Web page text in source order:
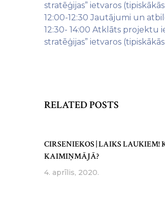
stratēģijas” ietvaros
12:00-12:30 Jautājumi un
12:30- 14:00 Atklāts
stratēģijas” ietvaros
RELATED POSTS
CIRSENIEKOS | LAIKS LAUKIEM!
KAIMIŅMĀJĀ?
4. aprīlis, 2020.